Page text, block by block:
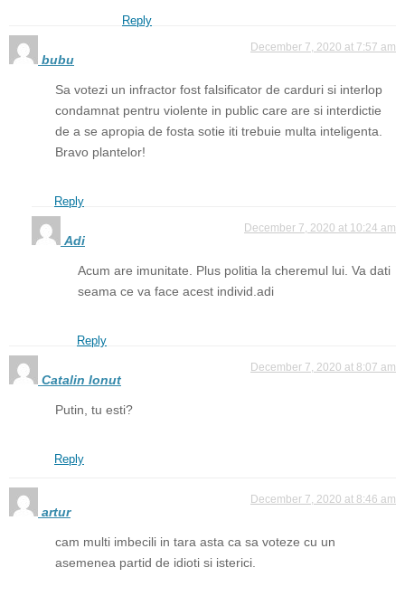
Reply
bubu
December 7, 2020 at 7:57 am
Sa votezi un infractor fost falsificator de carduri si interlop
condamnat pentru violente in public care are si interdictie
de a se apropia de fosta sotie iti trebuie multa inteligenta.
Bravo plantelor!
Reply
Adi
December 7, 2020 at 10:24 am
Acum are imunitate. Plus politia la cheremul lui. Va dati
seama ce va face acest individ.adi
Reply
Catalin Ionut
December 7, 2020 at 8:07 am
Putin, tu esti?
Reply
artur
December 7, 2020 at 8:46 am
cam multi imbecili in tara asta ca sa voteze cu un
asemenea partid de idioti si isterici.